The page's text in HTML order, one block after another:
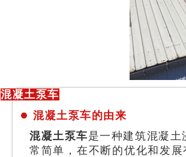
混凝土泵车
混凝土泵车的由来
混凝土泵车是一种建筑混凝
常简单，在不断的优化和发